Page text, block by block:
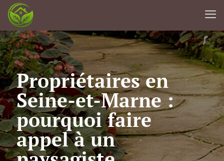
Propriétaires en
Seine-et-Marne :
pourquoi faire
appel à un